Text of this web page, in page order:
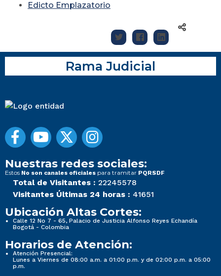
Edicto Emplazatorio
Rama Judicial
Nuestras redes sociales:
Estos No son canales oficiales para tramitar PQRSDF
Total de Visitantes : 22245578
Visitantes Últimas 24 horas : 41651
Ubicación Altas Cortes:
Calle 12 No 7 - 65, Palacio de Justicia Alfonso Reyes Echandía
Bogotá - Colombia
Horarios de Atención:
Atención Presencial:
Lunes a Viernes de 08:00 a.m. a 01:00 p.m. y de 02:00 p.m. a 05:00
p.m.